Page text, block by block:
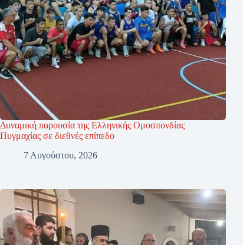
Δυναμική παρουσία της Ελληνικής Ομοσπονδίας
Πυγμαχίας σε διεθνές επίπεδο
7 Αυγούστου, 2026